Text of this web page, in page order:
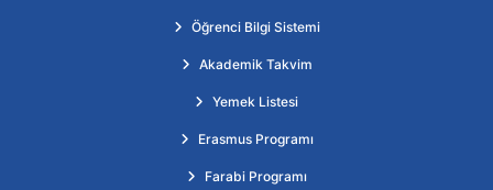
Öğrenci Bilgi Sistemi
Akademik Takvim
Yemek Listesi
Erasmus Programı
Farabi Programı